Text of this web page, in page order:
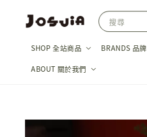
搜尋
SHOP 全站商品 BRANDS 品牌
ABOUT 關於我們